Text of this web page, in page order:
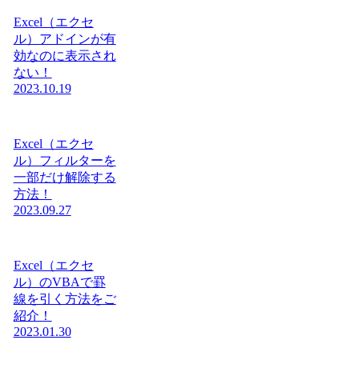
Excel（エクセ
ル）アドインが有
効なのに表示され
ない！
2023.10.19
Excel（エクセ
ル）フィルターを
一部だけ解除する
方法！
2023.09.27
Excel（エクセ
ル）のVBAで罫
線を引く方法をご
紹介！
2023.01.30